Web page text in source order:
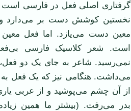
گرفتاری اصلی فعل در فارسی است
نخستین کوشش دست بر می‌دارد و
معین دست می‌یازد. اما فعل معین
است. شعر کلاسیک فارسی
نمی‌رسید. شاعر به جای یک دو فعل،
می‌داشت. هنگامی نیز که یک
از آن چشم می‌پوشید و از عربی
بدر می‌رفت. (بیشتر ما همین